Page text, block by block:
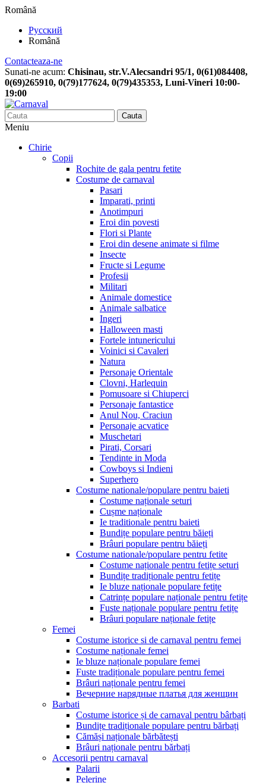
Română
Русский
Română
Contacteaza-ne
Sunati-ne acum: Chisinau, str.V.Alecsandri 95/1, 0(61)084408,
0(69)265910, 0(79)177624, 0(79)435353, Luni-Vineri 10:00-
19:00
Cauta
Meniu
Chirie
Copii
Rochite de gala pentru fetite
Costume de carnaval
Pasari
Imparati, printi
Anotimpuri
Eroi din povesti
Flori si Plante
Eroi din desene animate si filme
Insecte
Fructe si Legume
Profesii
Militari
Animale domestice
Animale salbatice
Ingeri
Halloween masti
Fortele intunericului
Voinici si Cavaleri
Natura
Personaje Orientale
Clovni, Harlequin
Pomusoare si Chiuperci
Personaje fantastice
Anul Nou, Craciun
Personaje acvatice
Muschetari
Pirati, Corsari
Tendinte in Moda
Cowboys si Indieni
Superhero
Costume nationale/populare pentru baieti
Costume naționale seturi
Cușme naționale
Ie traditionale pentru baieti
Bundițe populare pentru băieți
Brâuri populare pentru băieți
Costume nationale/populare pentru fetite
Costume naționale pentru fetițe seturi
Bundițe tradiționale pentru fetițe
Ie bluze naționale populare fetițe
Catrințe populare naționale pentru fetițe
Fuste naționale populare pentru fetițe
Brâuri populare naționale fetițe
Femei
Costume istorice si de carnaval pentru femei
Costume naționale femei
Ie bluze naționale populare femei
Fuste tradiționale populare pentru femei
Brâuri naționale pentru femei
Вечерние нарядные платья для женщин
Barbati
Costume istorice și de carnaval pentru bârbați
Bundițe tradiționale populare pentru bărbați
Cămăși naționale bărbătești
Brâuri naționale pentru bărbați
Accesorii pentru carnaval
Palarii
Pelerine